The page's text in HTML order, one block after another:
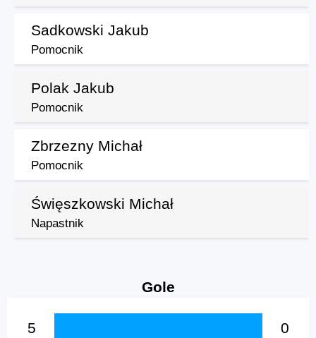
Sadkowski Jakub
Pomocnik
Polak Jakub
Pomocnik
Zbrzezny Michał
Pomocnik
Święszkowski Michał
Napastnik
Gole
5 0